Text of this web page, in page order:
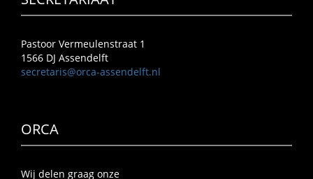
Pastoor Vermeulenstraat 1
1566 DJ Assendelft
secretaris@orca-assendelft.nl
ORCA
Wij delen graag onze